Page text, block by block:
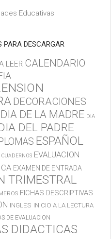
Educativas
PARA DESCARGAR
LEER CALENDARIO
DECORACIONES
DIA DE LA MADRE DIA
DEL PADRE
ESPAÑOL
EVALUACION
EXAMEN DE ENTRADA
TRIMESTRAL
FICHAS DESCRIPTIVAS
INGLES INICIO A LA LECTURA
DE EVALUACION
DIDACTICAS